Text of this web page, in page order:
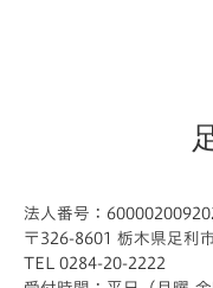
法人番号：
〒326-8601 栃木県足利
TEL 0284-20-2222